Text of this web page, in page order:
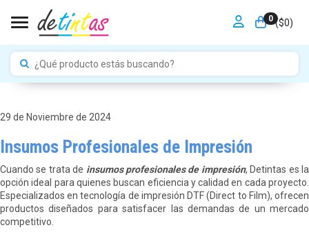
0 ($0)
Toggle navigation
29 de Noviembre de 2024
Insumos Profesionales de Impresión
Cuando se trata de insumos profesionales de impresión, Detintas es la
opción ideal para quienes buscan eficiencia y calidad en cada proyecto.
Especializados en tecnología de impresión DTF (Direct to Film), ofrecen
productos diseñados para satisfacer las demandas de un mercado
competitivo.